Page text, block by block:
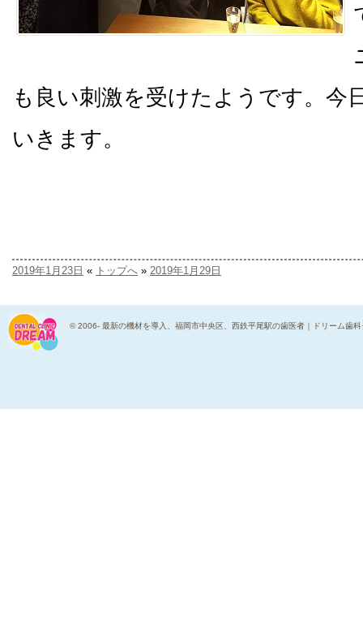
も良い刺激を受けたようです。今
いきます。
2019年1月23日 « トップへ » 2019年1月29日
© 2006- 最新の機材を導入、福岡市中央区、西鉄平尾駅の歯医者｜ドリーム歯